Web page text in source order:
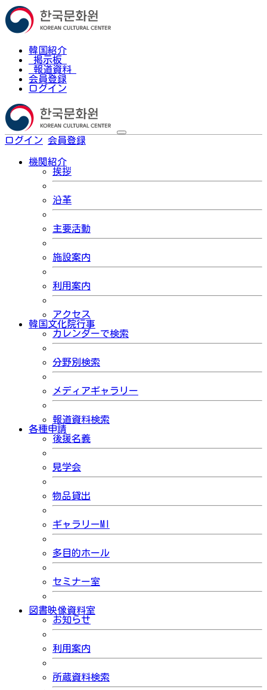
韓国紹介
掲示板
報道資料
会員登録
ログイン
ログイン 会員登録
機関紹介
挨拶
沿革
主要活動
施設案内
利用案内
アクセス
韓国文化院行事
カレンダーで検索
分野別検索
メディアギャラリー
報道資料検索
各種申請
後援名義
見学会
物品貸出
ギャラリーMI
多目的ホール
セミナー室
図書映像資料室
お知らせ
利用案内
所蔵資料検索